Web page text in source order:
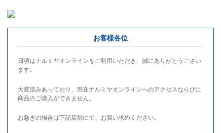
お客様各位
日頃はナルミヤオンラインをご利用いただき、誠にありがとうござい
ます。
大変混みあっており、現在ナルミヤオンラインへのアクセスならびに
商品のご購入ができません。
お急ぎの場合は下記店舗にて、お買い求めください。